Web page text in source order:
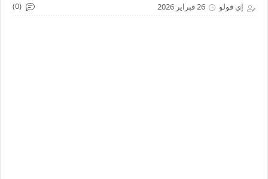
إي قولو 26 فبراير 2026 (0)